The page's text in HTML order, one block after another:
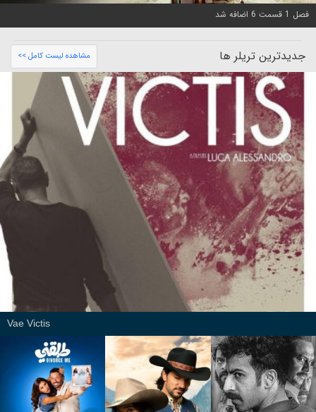
فصل 1 قسمت 6 اضافه شد
جدیدترین تریلر ها مشاهده لیست کامل >>
Vae Victis